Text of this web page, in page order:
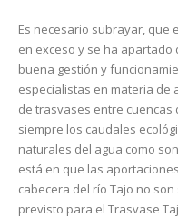
Es necesario subrayar, que
en exceso y se ha
buena gestión y
especialistas en materia de
de trasvases entre
siempre los caudales
naturales del agua como
está en que las
cabecera del río Tajo no
previsto para el Trasvase